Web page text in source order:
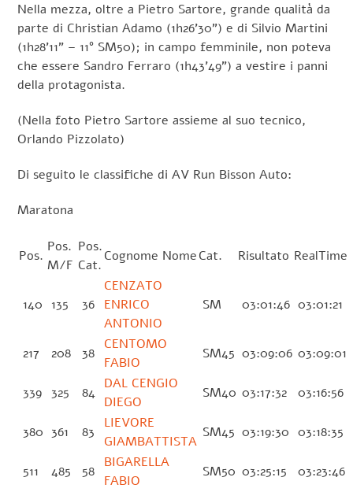
Nella mezza, oltre a Pietro Sartore, grande qualità da
parte di Christian Adamo (1h26’30”) e di Silvio Martini
(1h28’11” – 11° SM50); in campo femminile, non poteva
che essere Sandro Ferraro (1h43’49”) a vestire i panni
della protagonista.
(Nella foto Pietro Sartore assieme al suo tecnico,
Orlando Pizzolato)
Di seguito le classifiche di AV Run Bisson Auto:
Maratona
Pos.
Pos.
M/F
Pos.
Cat.
Cognome NomeCat. Risultato RealTime
140 135 36
CENZATO
ENRICO
ANTONIO
SM 03:01:46 03:01:21
217 208 38
CENTOMO
FABIO
SM45 03:09:06 03:09:01
339 325 84
DAL CENGIO
DIEGO
SM40 03:17:32 03:16:56
380 361 83
LIEVORE
GIAMBATTISTA
SM45 03:19:30 03:18:35
511 485 58
BIGARELLA
FABIO
SM50 03:25:15 03:23:46